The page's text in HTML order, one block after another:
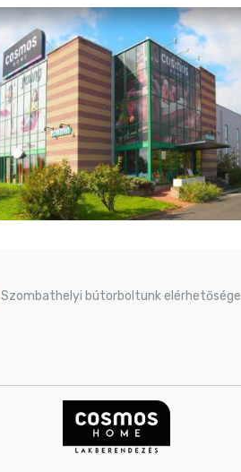
Szombathelyi bútorboltunk elérhetősége